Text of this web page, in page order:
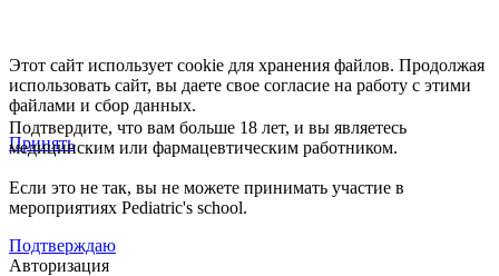
Этот сайт использует cookie для хранения файлов. Продолжая
использовать сайт, вы даете свое согласие на работу с этими
файлами и сбор данных.
Принять
Подтвердите, что вам больше 18 лет, и вы являетесь
медицинским или фармацевтическим работником.
Если это не так, вы не можете принимать участие в
мероприятиях Pediatric's school.
Подтверждаю
Авторизация